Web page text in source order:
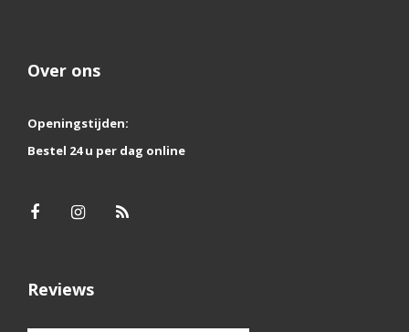
Over ons
Openingstijden:
Bestel 24 u per dag online
Reviews